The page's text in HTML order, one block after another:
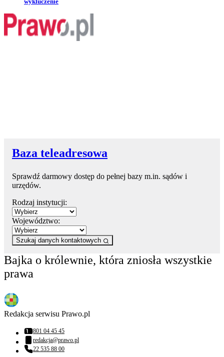
Baza teleadresowa
Sprawdź darmowy dostęp do pełnej bazy m.in. sądów i
urzędów.
Rodzaj instytucji:
Województwo:
Szukaj danych kontaktowych
Bajka o królewnie, która zniosła wszystkie
prawa
Redakcja serwisu Prawo.pl
Numer telefonu:
801 04 45 45
Adres email:
redakcja@prawo.pl
Numer telefonu:
22 535 88 00